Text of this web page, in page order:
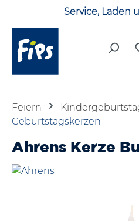
Zum Hauptinhalt springen
Service, Laden
Feiern
Geburtstagskerzen
Ahrens Kerze
Bildergalerie überspringen